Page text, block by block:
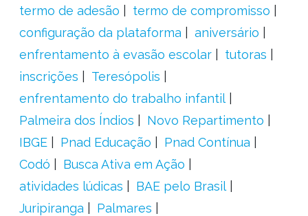
termo de adesão
termo de compromisso
configuração da plataforma
aniversário
enfrentamento à evasão escolar
tutoras
inscrições
Teresópolis
enfrentamento do trabalho infantil
Palmeira dos Índios
Novo Repartimento
IBGE
Pnad Educação
Pnad Contínua
Codó
Busca Ativa em Ação
atividades lúdicas
BAE pelo Brasil
Juripiranga
Palmares